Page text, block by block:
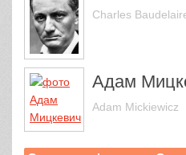
Charles
Адам
Adam Mickiewicz